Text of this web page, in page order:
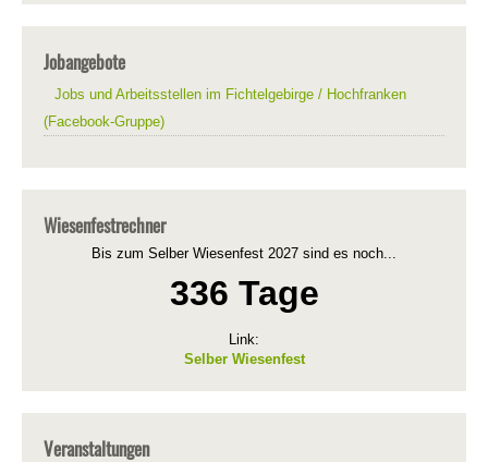
Jobangebote
Jobs und Arbeitsstellen im Fichtelgebirge / Hochfranken
(Facebook-Gruppe)
Wiesenfestrechner
Bis zum Selber Wiesenfest 2027 sind es noch...
336 Tage
Link:
Selber Wiesenfest
Veranstaltungen